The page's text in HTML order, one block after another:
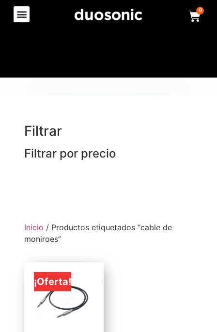
0
Filtrar
Filtrar por precio
Inicio / Productos etiquetados “cable de
moniroes”
¡Oferta!